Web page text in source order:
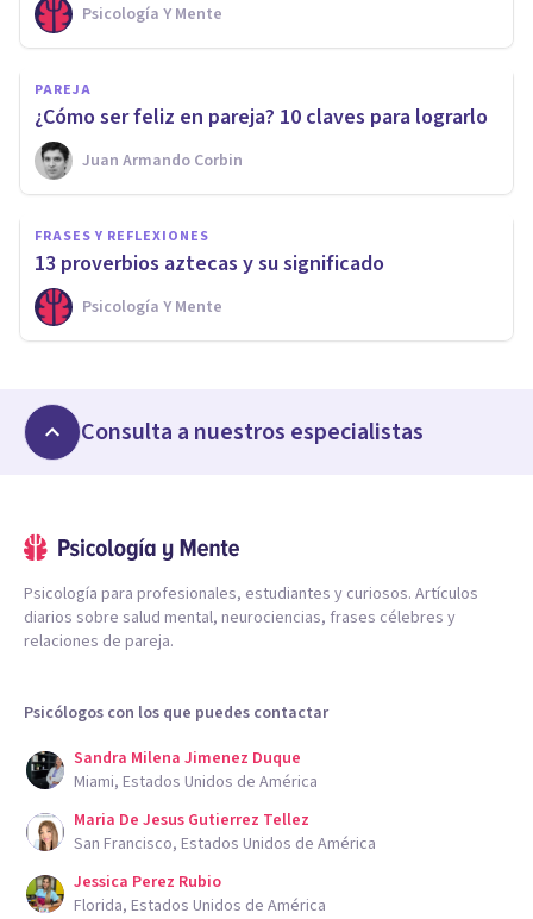
Psicología Y Mente
PAREJA
¿Cómo ser feliz en pareja? 10 claves para lograrlo
Juan Armando Corbin
FRASES Y REFLEXIONES
13 proverbios aztecas y su significado
Psicología Y Mente
Consulta a nuestros especialistas
Psicología para profesionales, estudiantes y curiosos. Artículos
diarios sobre salud mental, neurociencias, frases célebres y
relaciones de pareja.
Psicólogos con los que puedes contactar
Sandra Milena Jimenez Duque
Miami, Estados Unidos de América
Maria De Jesus Gutierrez Tellez
San Francisco, Estados Unidos de América
Jessica Perez Rubio
Florida, Estados Unidos de América